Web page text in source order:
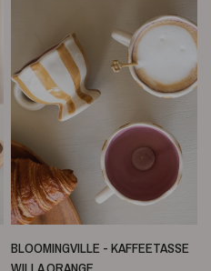
SCHNELLANSICHT
BLOOMINGVILLE - KAFFEETASSE